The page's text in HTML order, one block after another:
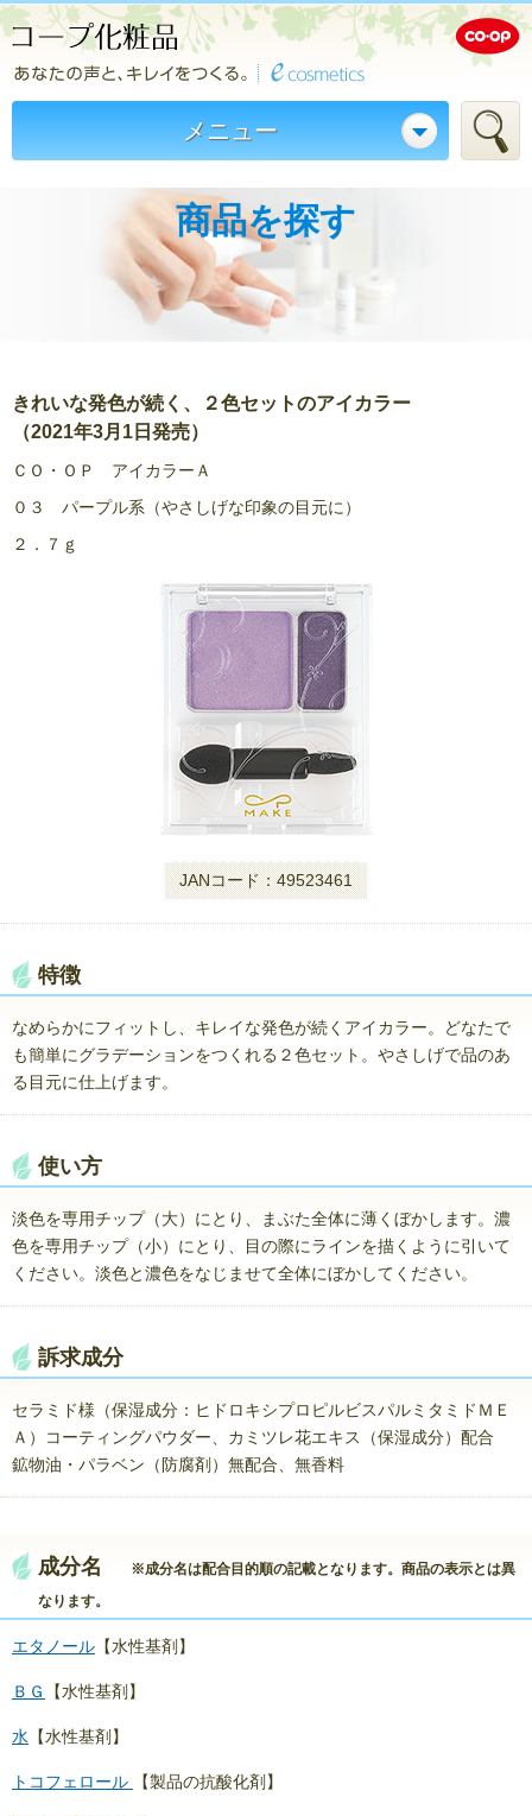
メニュー
商品を探す
きれいな発色が続く、２色セットのアイカラー
（2021年3月1日発売）
ＣＯ・ＯＰ アイカラーＡ
０３ パープル系（やさしげな印象の目元に）
２．７ｇ
JANコード：49523461
特徴
なめらかにフィットし、キレイな発色が続くアイカラー。どなたで
も簡単にグラデーションをつくれる２色セット。やさしげで品のあ
る目元に仕上げます。
使い方
淡色を専用チップ（大）にとり、まぶた全体に薄くぼかします。濃
色を専用チップ（小）にとり、目の際にラインを描くように引いて
ください。淡色と濃色をなじませて全体にぼかしてください。
訴求成分
セラミド様（保湿成分：ヒドロキシプロピルビスパルミタミドＭＥ
Ａ）コーティングパウダー、カミツレ花エキス（保湿成分）配合
鉱物油・パラベン（防腐剤）無配合、無香料
成分名
※成分名は配合目的順の記載となります。商品の表示とは異
なります。
エタノール 【水性基剤】
ＢＧ 【水性基剤】
水 【水性基剤】
トコフェロール 【製品の抗酸化剤】